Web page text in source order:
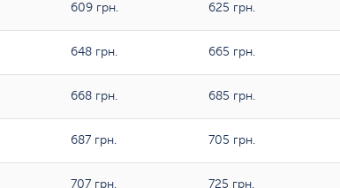
609 грн. 625 грн.
648 грн. 665 грн.
668 грн. 685 грн.
687 грн. 705 грн.
707 грн. 725 грн.